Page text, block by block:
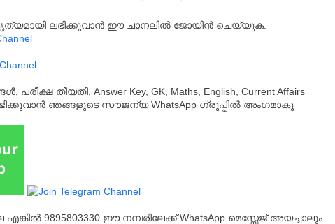
കൃത്യമായി ലഭിക്കുവാൻ ഈ ചാനലിൽ ജോയിൻ ചെയ്യുക.
തീയതി, Answer Key, GK, Maths, English, Current Affairs
ഞങ്ങളുടെ സൗജന്യ WhatsApp ഗ്രൂപ്പിൽ അംഗമാകൂ
9895803330 ഈ നമ്പരിലേക്ക് WhatsApp മെസ്സേജ് അയച്ചാലും